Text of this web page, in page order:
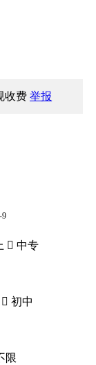
收费举报
9
 中专
 初中
限